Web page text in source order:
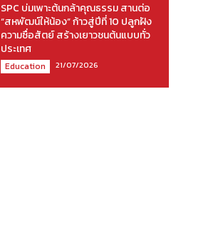
SPC บ่มเพาะต้นกล้าคุณธรรม สานต่อ
“สหพัฒน์ให้น้อง” ก้าวสู่ปีที่ 10 ปลูกฝัง
ความซื่อสัตย์ สร้างเยาวชนต้นแบบทั่ว
ประเทศ
Education 21/07/2026